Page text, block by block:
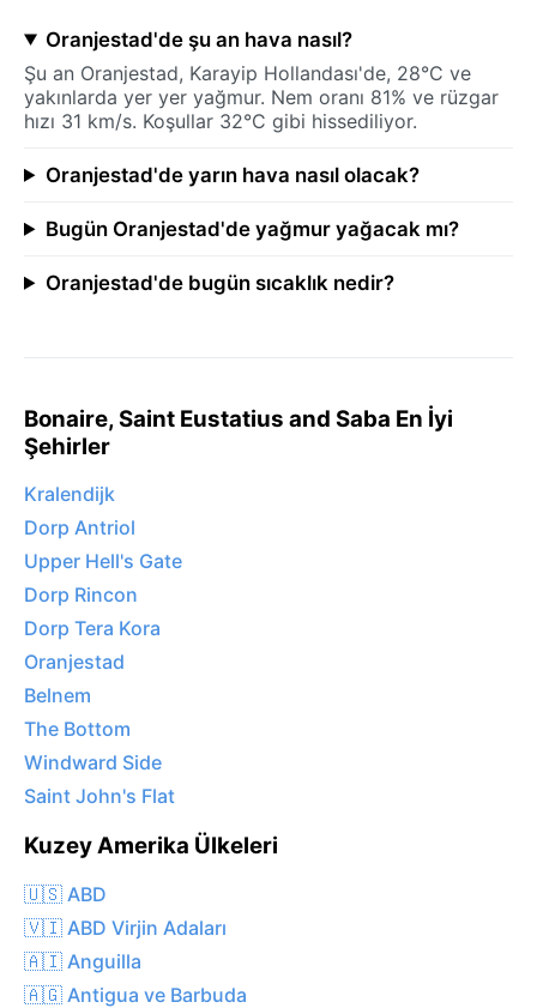
Oranjestad'de şu an hava nasıl?
Şu an Oranjestad, Karayip Hollandası'de, 28°C ve
yakınlarda yer yer yağmur. Nem oranı 81% ve rüzgar
hızı 31 km/s. Koşullar 32°C gibi hissediliyor.
Oranjestad'de yarın hava nasıl olacak?
Bugün Oranjestad'de yağmur yağacak mı?
Oranjestad'de bugün sıcaklık nedir?
Bonaire, Saint Eustatius and Saba En İyi
Şehirler
Kralendijk
Dorp Antriol
Upper Hell's Gate
Dorp Rincon
Dorp Tera Kora
Oranjestad
Belnem
The Bottom
Windward Side
Saint John's Flat
Kuzey Amerika Ülkeleri
🇺🇸 ABD
🇻🇮 ABD Virjin Adaları
🇦🇮 Anguilla
🇦🇬 Antigua ve Barbuda